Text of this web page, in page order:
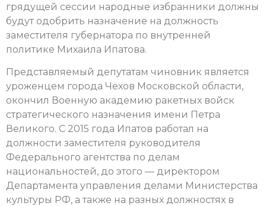
грядущей сессии народные избранники должны
будут одобрить назначение на должность
заместителя губернатора по внутренней
политике Михаила Ипатова.
Представляемый депутатам чиновник является
уроженцем города Чехов Московской области,
окончил Военную академию ракетных войск
стратегического назначения имени Петра
Великого. С 2015 года Ипатов работал на
должности заместителя руководителя
Федерального агентства по делам
национальностей, до этого — директором
Департамента управления делами Министерства
культуры РФ, а также на разных должностях в